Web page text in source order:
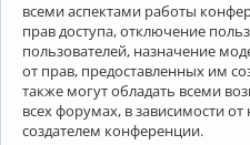
всеми аспектами работы
прав доступа, отключение
пользователей, назначение
от прав, предоставленных им
также могут обладать всеми
всех форумах, в зависимости
создателем конференции.